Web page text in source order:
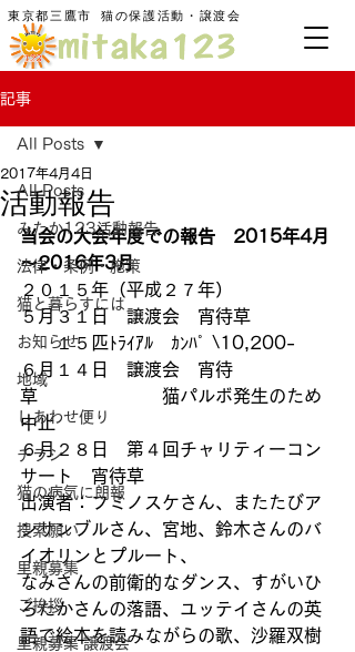
東京都三鷹市 ​猫の保護活動・譲渡会
記事
All Posts
みたか123活動報告
法律・条例・施策
猫と暮らすには
お知らせ
地域
しあわせ便り
チラシ
猫の病気に朗報
捜索願い
里親募集
ご挨拶
里親募集 譲渡会
All Posts
活動報告
2017年4月4日
当会の大会年度での報告　2015年4月
～2016年3月
２０１５年（平成２７年）
５月３１日　譲渡会　宵待草
１５匹ﾄﾗｲｱﾙ　ｶﾝﾊﾟ \10,200-
６月１４日　譲渡会　宵待
草　　　　　　　猫パルボ発生のため
中止
６月２８日　第４回チャリティーコン
サート　宵待草
出演者：フミノスケさん、またたびア
ンサンブルさん、宮地、鈴木さんのバ
イオリンとプルート、
なみさんの前衛的なダンス、すがいひ
ろたかさんの落語、ユッテイさんの英
語で絵本を読みながらの歌、沙羅双樹